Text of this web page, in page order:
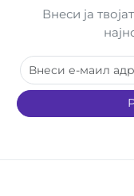
Внеси ја